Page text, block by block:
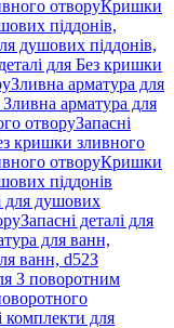
отворуКришки
піддонів,
душових піддонів,
для Без кришки
Зливна арматура для
Зливна арматура для
отворуЗапасні
кришки зливного
отворуКришки
піддонів
для душових
Запасні деталі для
для ванн,
ванн, d52З
З поворотним
комплекти для